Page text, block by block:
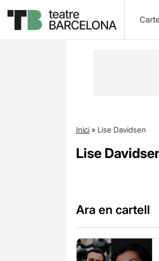
Inici» Lise Davidsen
Lise
Ara en cartell